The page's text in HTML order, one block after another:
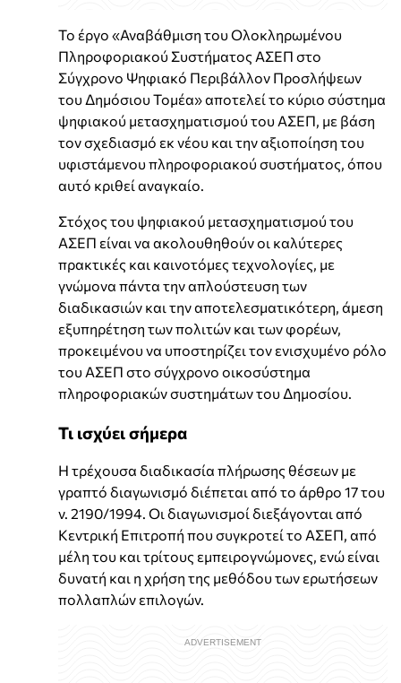
Το έργο «Αναβάθμιση του Ολοκληρωμένου
Πληροφοριακού Συστήματος ΑΣΕΠ στο
Σύγχρονο Ψηφιακό Περιβάλλον Προσλήψεων
του Δημόσιου Τομέα» αποτελεί το κύριο σύστημα
ψηφιακού μετασχηματισμού του ΑΣΕΠ, με βάση
τον σχεδιασμό εκ νέου και την αξιοποίηση του
υφιστάμενου πληροφοριακού συστήματος, όπου
αυτό κριθεί αναγκαίο.
Στόχος του ψηφιακού μετασχηματισμού του
ΑΣΕΠ είναι να ακολουθηθούν οι καλύτερες
πρακτικές και καινοτόμες τεχνολογίες, με
γνώμονα πάντα την απλούστευση των
διαδικασιών και την αποτελεσματικότερη, άμεση
εξυπηρέτηση των πολιτών και των φορέων,
προκειμένου να υποστηρίζει τον ενισχυμένο ρόλο
του ΑΣΕΠ στο σύγχρονο οικοσύστημα
πληροφοριακών συστημάτων του Δημοσίου.
Τι ισχύει σήμερα
Η τρέχουσα διαδικασία πλήρωσης θέσεων με
γραπτό διαγωνισμό διέπεται από το άρθρο 17 του
ν. 2190/1994. Οι διαγωνισμοί διεξάγονται από
Κεντρική Επιτροπή που συγκροτεί το ΑΣΕΠ, από
μέλη του και τρίτους εμπειρογνώμονες, ενώ είναι
δυνατή και η χρήση της μεθόδου των ερωτήσεων
πολλαπλών επιλογών.